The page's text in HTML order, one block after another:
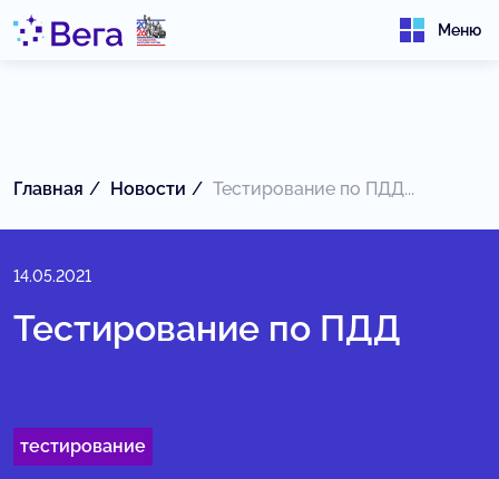
Меню
Главная Новости Тестирование по ПДД...
14.05.2021
Тестирование по ПДД
тестирование